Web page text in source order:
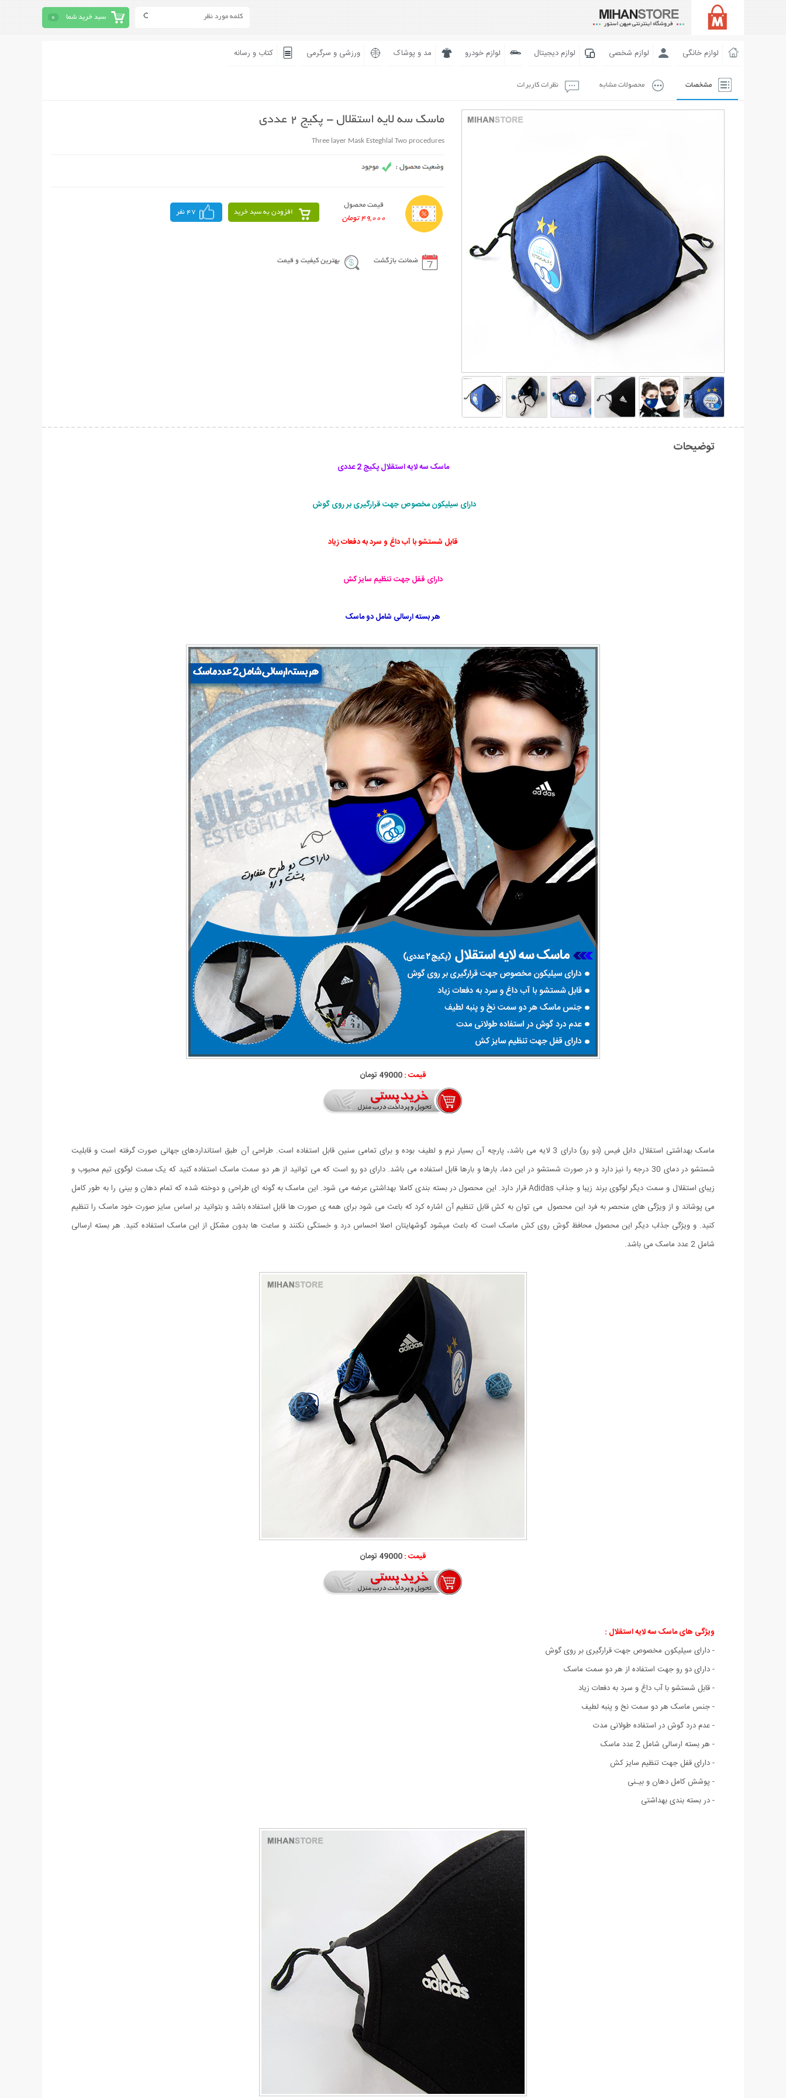
سبد خرید شما 0
لوازم خانگی لوازم شخصی لوازم دیجیتال لوازم خودرو مد و پوشاک ورزشی و سرگرمی کتاب و رسانه
مشخصات محصولات مشابه نظرات کاربرات
ماسک سه لایه استقلال - پکیج 2 عددی
Three layer Mask Esteghlal Two procedures
قیمت محصول
49,000 تومان
افزودن به سبد خرید 47 نفر
ضمانت بازگشت بهترین کیفیت و قیمت
توضیحات
ماسک سه لایه استقلال پکیج 2 عددی
دارای سیلیکون مخصوص جهت قرارگیری بر روی گوش
قابل شستشو با آب داغ و سرد به دفعات زیاد
دارای قفل جهت تنظیم سایز کش
هر بسته ارسالی شامل دو ماسک
قیمت :49000 تومان
ماسک بهداشتی استقلال دابل فیس (دو رو) دارای 3 لایه می باشد، پارچه آن بسیار نرم و لطیف بوده و برای تمامی سنین قابل استفاده است. طراحی آن طبق استانداردهای جهانی صورت گرفته است و قابلیت
شستشو در دمای 30 درجه را نیز دارد و در صورت شستشو در این دما، بارها و بارها قابل استفاده می باشد. دارای دو رو است که می توانید از هر دو سمت ماسک استفاده کنید که یک سمت لوگوی تیم محبوب و
زیبای استقلال و سمت دیگر لوگوی برند زیبا و جذاب Adidas قرار دارد. این محصول در بسته بندی کاملا بهداشتی عرضه می شود. این ماسک به گونه ای طراحی و دوخته شده که تمام دهان و بینی را به طور کامل
می پوشاند و از ویژگی های منحصر به فرد این محصول می توان به کش قابل تنظیم آن اشاره کرد که باعث می شود برای همه ی صورت ها قابل استفاده باشد و بتوانید بر اساس سایز صورت خود ماسک را تنظیم
کنید. و ویژگی جذاب دیگر این محصول محافظ گوش روی کش ماسک است که باعث میشود گوشهایتان اصلا احساس درد و خستگی نکنند و ساعت ها بدون مشکل از این ماسک استفاده کنید. هر بسته ارسالی
شامل 2 عدد ماسک می باشد.
قیمت :49000 تومان
ویژگی های ماسک سه لایه استقلال :
- دارای سیلیکون مخصوص جهت قرارگیری بر روی گوش
- دارای دو رو جهت استفاده از هر دو سمت ماسک
- قابل شستشو با آب داغ و سرد به دفعات زیاد
- جنس ماسک هر دو سمت نخ و پنبه لطیف
- عدم درد گوش در استفاده طولانی مدت
- هر بسته ارسالی شامل 2 عدد ماسک
- دارای قفل جهت تنظیم سایز کش
- پوشش کامل دهان و بیـنی
- در بسته بندی بهداشتی